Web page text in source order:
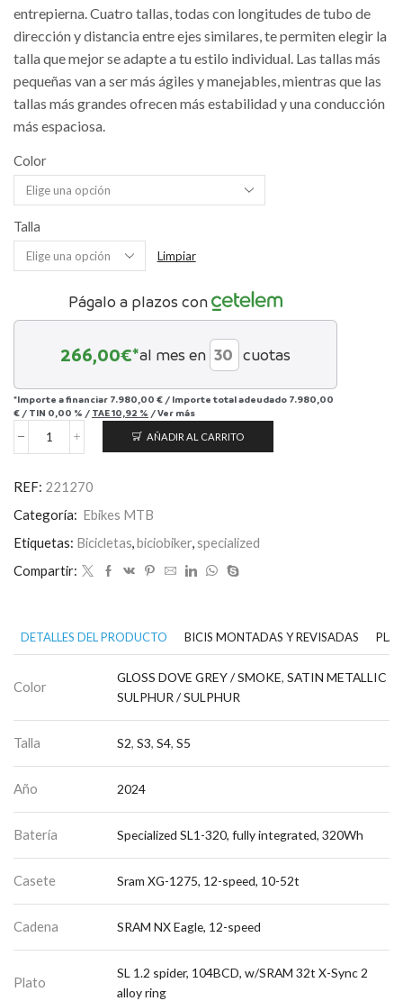
entrepierna. Cuatro tallas, todas con longitudes de tubo de
dirección y distancia entre ejes similares, te permiten elegir la
talla que mejor se adapte a tu estilo individual. Las tallas más
pequeñas van a ser más ágiles y manejables, mientras que las
tallas más grandes ofrecen más estabilidad y una conducción
más espaciosa.
Color
Talla
Limpiar
Págalo a plazos con
266,00€*al mes en cuotas
*Importe a financiar 7.980,00 € / Importe total adeudado 7.980,00
€ / TIN 0,00 % / TAE10,92 % /Ver más
Turbo
2
Comp
cantidad
AÑADIR AL CARRITO
REF: 221270
Categoría: Ebikes MTB
Etiquetas: Bicicletas biciobiker specialized
Compartir:
DETALLES DEL PRODUCTO BICIS MONTADAS Y REVISADAS
Color
GLOSS DOVE GREY / SMOKE, SATIN METALLIC
SULPHUR / SULPHUR
Talla S2, S3, S4, S5
Año 2024
Batería Specialized SL1-320, fully integrated, 320Wh
Casete Sram XG-1275, 12-speed, 10-52t
Cadena SRAM NX Eagle, 12-speed
Plato
SL 1.2 spider, 104BCD, w/SRAM 32t X-Sync 2
alloy ring